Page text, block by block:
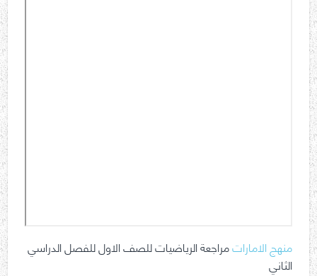
منهج الاماراتمراجعة الرياضيات للصف الاول للفصل الدراسي
الثاني